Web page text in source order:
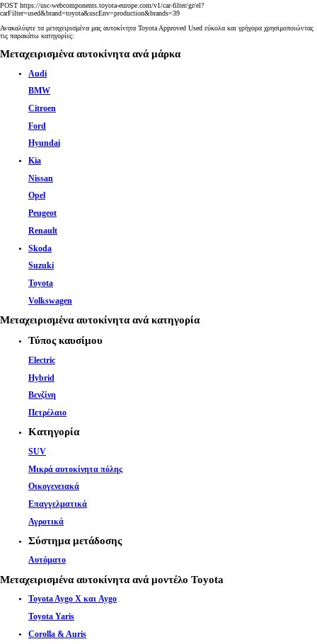
POST https://usc-webcomponents.toyota-europe.com/v1/car-filter/gr/el?
carFilter=used&brand=toyota&uscEnv=production&brands=39
Ανακαλύψτε τα μεταχειρισμένα μας αυτοκίνητα Toyota Approved Used εύκολα και γρήγορα χρησιμοποιώντας
τις παρακάτω κατηγορίες:
Μεταχειρισμένα αυτοκίνητα ανά μάρκα
Audi
BMW
Citroen
Ford
Hyundai
Kia
Nissan
Opel
Peugeot
Renault
Skoda
Suzuki
Toyota
Volkswagen
Μεταχειρισμένα αυτοκίνητα ανά κατηγορία
Τύπος καυσίμου
Electric
Hybrid
Βενζίνη
Πετρέλαιο
Κατηγορία
SUV
Μικρά αυτοκίνητα πόλης
Οικογενειακά
Επαγγελματικά
Αγροτικά
Σύστημα μετάδοσης
Αυτόματο
Μεταχειρισμένα αυτοκίνητα ανά μοντέλο Toyota
Toyota Aygo X και Aygo
Toyota Yaris
Corolla & Auris